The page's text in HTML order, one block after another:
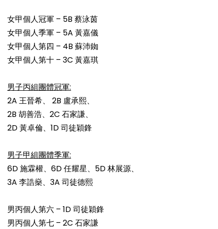
女甲個人冠軍 – 5B 蔡泳茵
女甲個人季軍 – 5A 黃嘉儀
女甲個人第四 – 4B 蘇沛銣
女甲個人第十 – 3C 黃嘉琪
男子丙組團體冠軍:
2A 王晉希、 2B 盧承熙、
2B 胡善浩、2C 石家謙、
2D 黃卓倫、1D 司徒穎鋒
男子甲組團體季軍:
6D 施霖權、6D 任耀星、5D 林展源、
3A 李誥燊、3A 司徒德熙
男丙個人第六 – 1D 司徒穎鋒
男丙個人第七 – 2C 石家謙